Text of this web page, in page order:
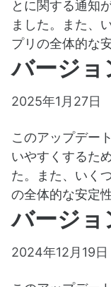
とに関する通知
ました。また、
プリの全体的な
バージョ
2025年1月27日
このアップデー
いやすくするた
た。また、いく
の全体的な安定
バージョ
2024年12月19日